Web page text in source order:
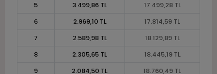
5
3.499,86 TL
17.499,28 TL
6
2.969,10 TL
17.814,59 TL
7
2.589,98 TL
18.129,89 TL
8
2.305,65 TL
18.445,19 TL
9
2.084,50 TL
18.760,49 TL